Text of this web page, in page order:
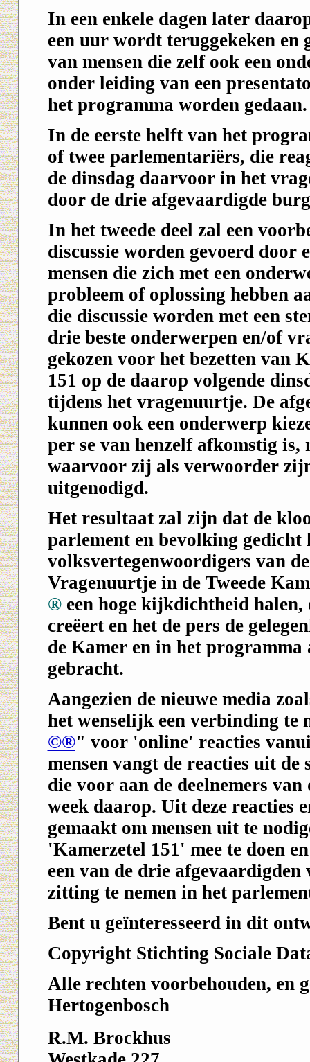
In een enkele dagen later
een uur wordt teruggekeken en
van mensen die zelf ook een
onder leiding van een
het programma worden gedaan.
In de eerste helft van het
of twee parlementariërs, die
de dinsdag daarvoor in het
door de drie afgevaardigde
In het tweede deel zal een
discussie worden gevoerd door
mensen die zich met een
probleem of oplossing hebben
die discussie worden met een
drie beste onderwerpen en/of
gekozen voor het bezetten van
151 op de daarop volgende
tijdens het vragenuurtje. De
kunnen ook een onderwerp
per se van henzelf afkomstig is,
waarvoor zij als verwoorder
uitgenodigd.
Het resultaat zal zijn dat de
parlement en bevolking gedicht
volksvertegenwoordigers van
Vragenuurtje in de Tweede
®een hoge kijkdichtheid halen,
creëert en het de pers de
de Kamer en in het
gebracht.
Aangezien de nieuwe media
het wenselijk een verbinding te
©®" voor 'online' reacties
mensen vangt de reacties uit
die voor aan de deelnemers
week daarop. Uit deze reacties
gemaakt om mensen uit te
'Kamerzetel 151' mee te doen
een van de drie
zitting te nemen in het
Bent u geïnteresseerd in dit
Copyright Stichting Sociale
Alle rechten voorbehouden, en
Hertogenbosch
R.M. Brockhus